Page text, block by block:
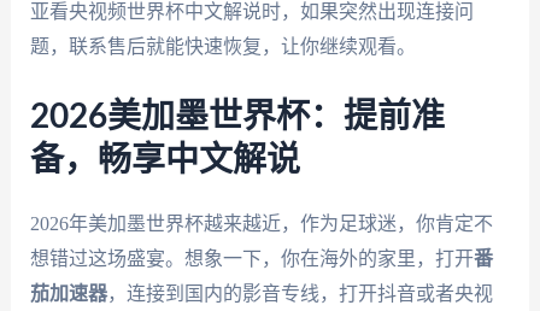
亚看央视频世界杯中文解说时，如果突然出现连接问
题，联系售后就能快速恢复，让你继续观看。
2026美加墨世界杯：提前准
备，畅享中文解说
2026年美加墨世界杯越来越近，作为足球迷，你肯定不
想错过这场盛宴。想象一下，你在海外的家里，打开番
茄加速器，连接到国内的影音专线，打开抖音或者央视